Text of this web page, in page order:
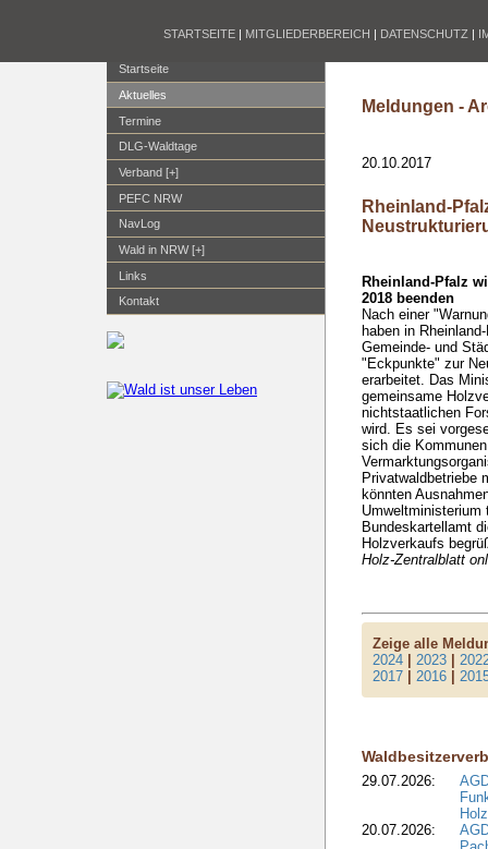
STARTSEITE | MITGLIEDERBEREICH | DATENSCHUTZ |
Startseite
Aktuelles
Termine
DLG-Waldtage
Verband [+]
PEFC NRW
NavLog
Wald in NRW [+]
Links
Kontakt
Meldungen -
20.10.2017
Rheinland-
Rheinland-Pfalz
2018 beenden
Nach einer
haben in
Gemeinde- und
"Eckpunkte" zur
erarbeitet. Das
gemeinsame
nichtstaatlichen
wird. Es sei
sich die
Privatwaldbetriebe
könnten
Bundeskartellamt
Holzverkaufs
Holz-Zentralblatt
Zeige alle
2024 |2023 |
2017 |2016 |
29.07.2026:
20.07.2026: